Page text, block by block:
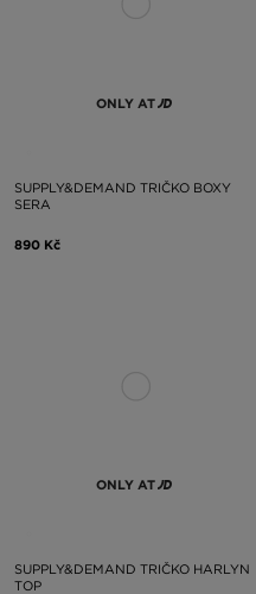
ONLY AT
SUPPLY&DEMAND TRIČKO BOXY
SERA
890 Kč
ONLY AT
SUPPLY&DEMAND TRIČKO HARLYN
TOP